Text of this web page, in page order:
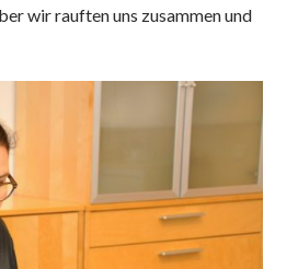
wir rauften uns zusammen und